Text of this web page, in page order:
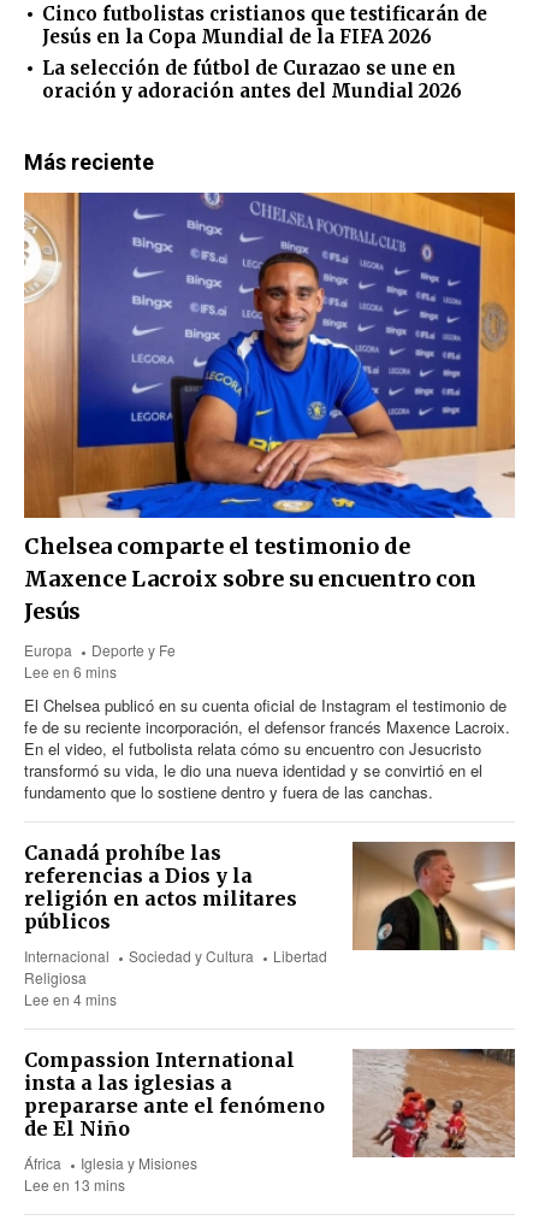
Cinco futbolistas cristianos que testificarán de
Jesús en la Copa Mundial de la FIFA 2026
La selección de fútbol de Curazao se une en
oración y adoración antes del Mundial 2026
Más reciente
Chelsea comparte el testimonio de
Maxence Lacroix sobre su encuentro con
Jesús
Europa
Deporte y Fe
Lee en 6 mins
El Chelsea publicó en su cuenta oficial de Instagram el testimonio de
fe de su reciente incorporación, el defensor francés Maxence Lacroix.
En el video, el futbolista relata cómo su encuentro con Jesucristo
transformó su vida, le dio una nueva identidad y se convirtió en el
fundamento que lo sostiene dentro y fuera de las canchas.
Canadá prohíbe las
referencias a Dios y la
religión en actos militares
públicos
Internacional Sociedad y Cultura
Libertad
Religiosa
Lee en 4 mins
Compassion International
insta a las iglesias a
prepararse ante el fenómeno
de El Niño
África
Iglesia y Misiones
Lee en 13 mins